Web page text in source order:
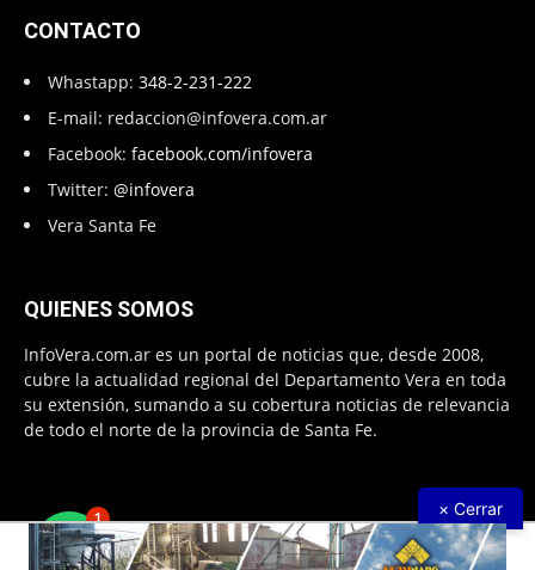
CONTACTO
Whastapp: 348-2-231-222
E-mail: redaccion@infovera.com.ar
Facebook: facebook.com/infovera
Twitter: @infovera
Vera Santa Fe
QUIENES SOMOS
InfoVera.com.ar es un portal de noticias que, desde 2008,
cubre la actualidad regional del Departamento Vera en toda
su extensión, sumando a su cobertura noticias de relevancia
de todo el norte de la provincia de Santa Fe.
Todos Los Derechos Reservados © 2008 – 2026. Infovera.com.ar -
× Cerrar
1